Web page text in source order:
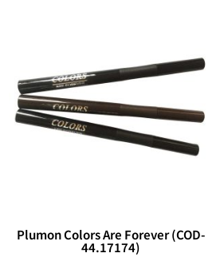
Plumon Colors Are Forever (COD-
44.17174)